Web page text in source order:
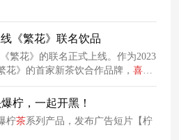
线《繁花》联名饮品
繁花》的联名正式上线。作为2023
》的首家新茶饮合作品牌， 喜茶
泛的关注。自官方宣布这一合作以
体上引发了热议，吸引了众多观众
柠，一起开黑！
柠茶系列产品，发布广告短片【柠